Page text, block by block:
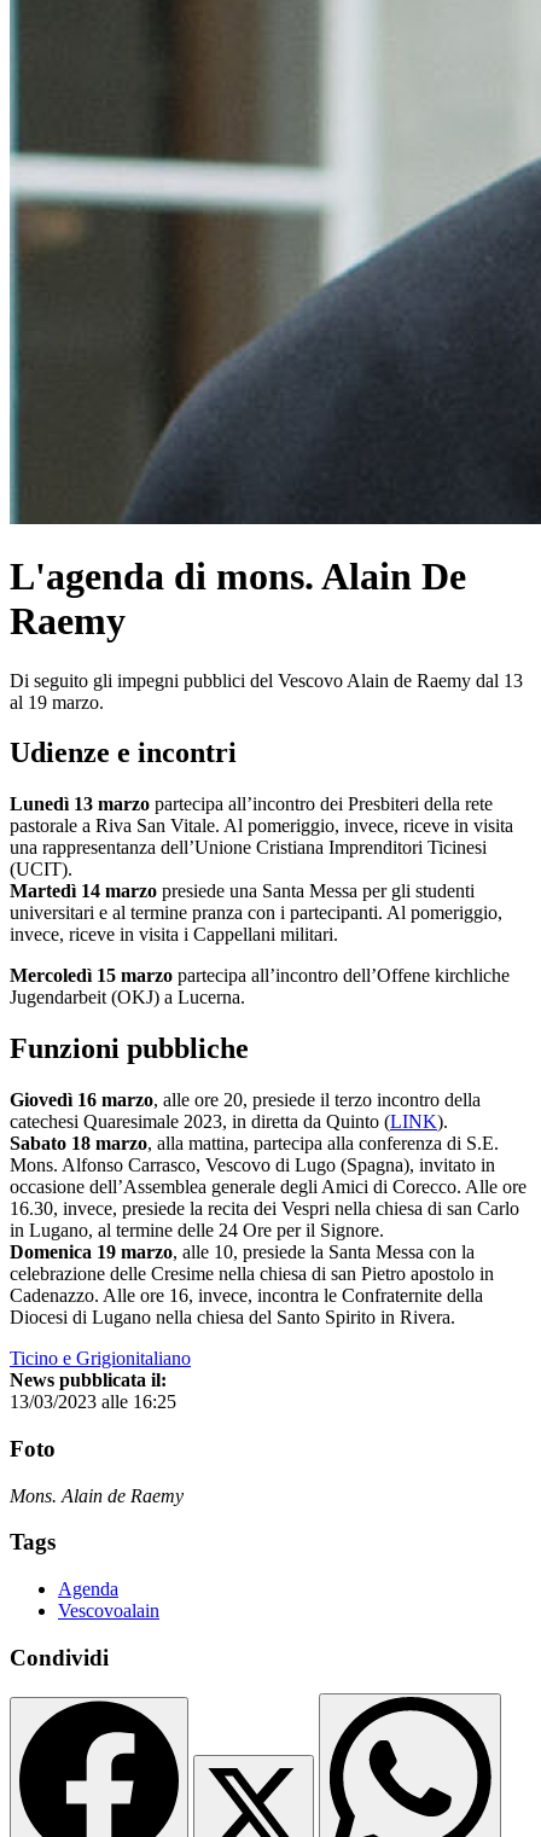
L'agenda di mons. Alain De
Raemy
Di seguito gli impegni pubblici del Vescovo Alain de Raemy dal 13
al 19 marzo.
Udienze e incontri
Lunedì 13 marzo partecipa all’incontro dei Presbiteri della rete
pastorale a Riva San Vitale. Al pomeriggio, invece, riceve in visita
una rappresentanza dell’Unione Cristiana Imprenditori Ticinesi
(UCIT).
Martedì 14 marzo presiede una Santa Messa per gli studenti
universitari e al termine pranza con i partecipanti. Al pomeriggio,
invece, riceve in visita i Cappellani militari.
Mercoledì 15 marzo partecipa all’incontro dell’Offene kirchliche
Jugendarbeit (OKJ) a Lucerna.
Funzioni pubbliche
Giovedì 16 marzo, alle ore 20, presiede il terzo incontro della
catechesi Quaresimale 2023, in diretta da Quinto (LINK).
Sabato 18 marzo, alla mattina, partecipa alla conferenza di S.E.
Mons. Alfonso Carrasco, Vescovo di Lugo (Spagna), invitato in
occasione dell’Assemblea generale degli Amici di Corecco. Alle ore
16.30, invece, presiede la recita dei Vespri nella chiesa di san Carlo
in Lugano, al termine delle 24 Ore per il Signore.
Domenica 19 marzo, alle 10, presiede la Santa Messa con la
celebrazione delle Cresime nella chiesa di san Pietro apostolo in
Cadenazzo. Alle ore 16, invece, incontra le Confraternite della
Diocesi di Lugano nella chiesa del Santo Spirito in Rivera.
Ticino e Grigionitaliano
News pubblicata il:
13/03/2023 alle 16:25
Foto
Mons. Alain de Raemy
Tags
Agenda
Vescovoalain
Condividi